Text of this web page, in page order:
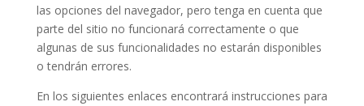
las opciones del navegador, pero tenga en cuenta que
parte del sitio no funcionará correctamente o que
algunas de sus funcionalidades no estarán disponibles
o tendrán errores.
En los siguientes enlaces encontrará instrucciones para